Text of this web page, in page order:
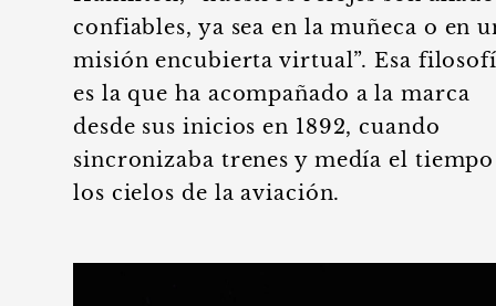
confiables, ya sea en la muñeca o en
misión encubierta virtual”. Esa
es la que ha acompañado a la marca
desde sus inicios en 1892, cuando
sincronizaba trenes y medía el
los cielos de la aviación.